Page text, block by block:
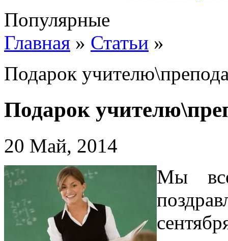
Популярные
Главная » Статьи »
Подарок
Подарок
20 Май, 2014
Мы